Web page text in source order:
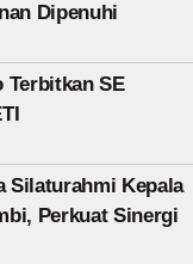
Dipenuhi
Terbitkan SE
Silaturahmi Kepala
Perkuat Sinergi